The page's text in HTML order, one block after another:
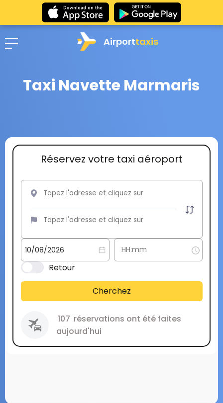
Airporttaxis
Taxi Navette Marmaris
Réservez votre taxi aéroport
Retour
Cherchez
107 réservations ont été faites
aujourd'hui